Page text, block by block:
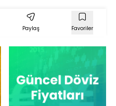
Paylaş Favoriler